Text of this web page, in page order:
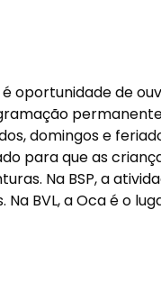
oportunidade de
domingos e
para que as
Na BSP, a
BVL, a Oca é o